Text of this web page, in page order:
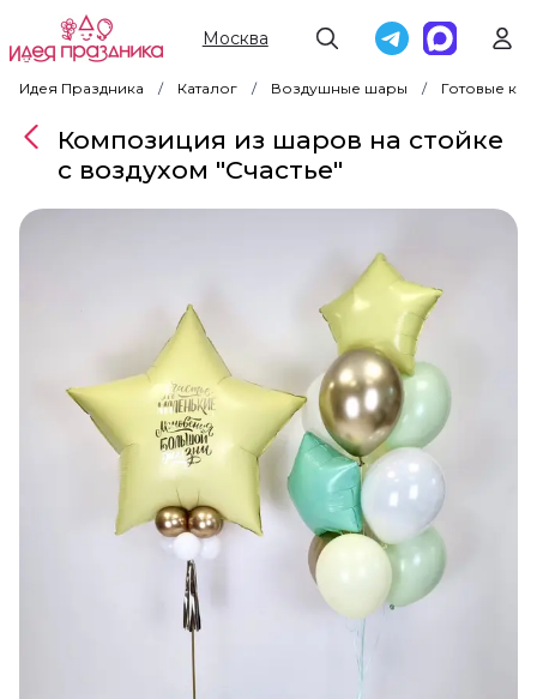
Москва
Идея Праздника Каталог Воздушные шары Готовые
Композиция из шаров на стойке
с воздухом "Счастье"